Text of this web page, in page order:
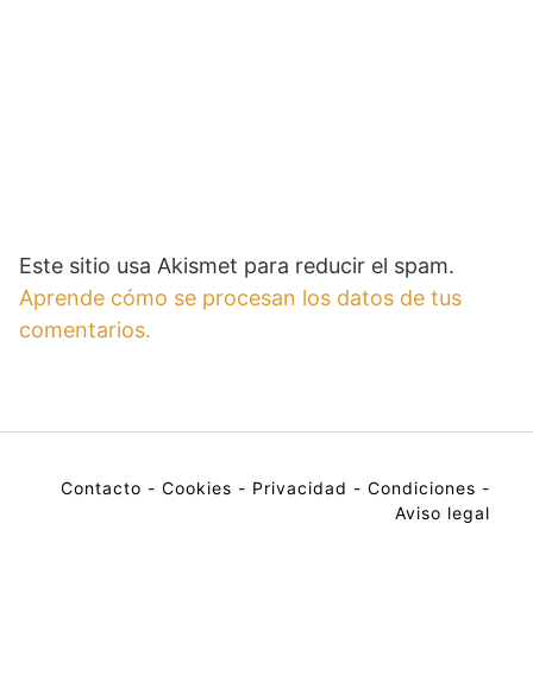
Este sitio usa Akismet para reducir el spam.
Aprende cómo se procesan los datos de tus
comentarios.
Contacto - Cookies - Privacidad - Condiciones -
Aviso legal